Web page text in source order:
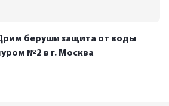
беруши защита от воды
№2 в г. Москва